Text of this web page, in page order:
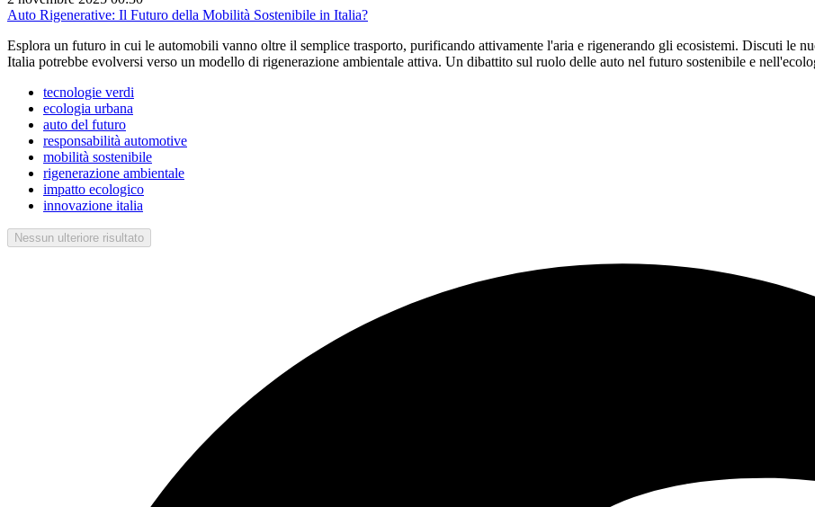
Auto Rigenerative: Il Futuro della Mobilità Sostenibile in Italia?
Esplora un futuro in cui le automobili vanno oltre il semplice trasporto, purificando attivamente l'aria e rigenerando gli ecosistemi. Discuti le
Italia potrebbe evolversi verso un modello di rigenerazione ambientale attiva. Un dibattito sul ruolo delle auto nel futuro sostenibile e
tecnologie verdi
ecologia urbana
auto del futuro
responsabilità automotive
mobilità sostenibile
rigenerazione ambientale
impatto ecologico
innovazione italia
Nessun ulteriore risultato